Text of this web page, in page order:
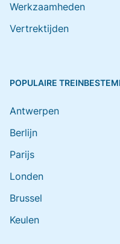
Werkzaamheden
Vertrektijden
POPULAIRE
Antwerpen
Berlijn
Parijs
Londen
Brussel
Keulen